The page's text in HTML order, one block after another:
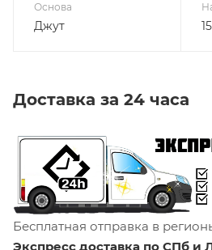
Основа
Джут
Доставка за 24 часа
Бесплатная отправка в
Экспресс доставка по СПб и